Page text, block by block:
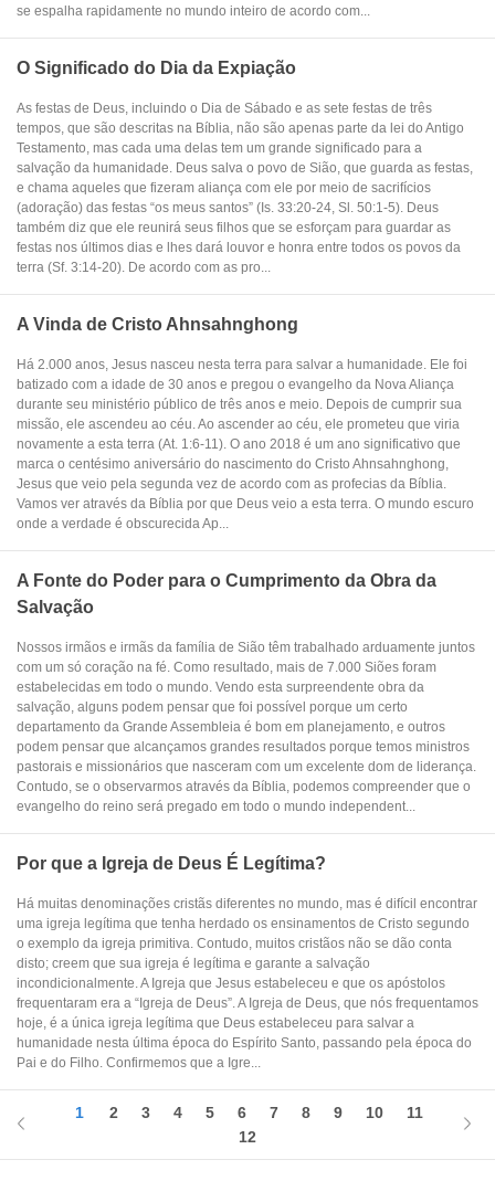
se espalha rapidamente no mundo inteiro de acordo com...
O Significado do Dia da Expiação
As festas de Deus, incluindo o Dia de Sábado e as sete festas de três
tempos, que são descritas na Bíblia, não são apenas parte da lei do Antigo
Testamento, mas cada uma delas tem um grande significado para a
salvação da humanidade. Deus salva o povo de Sião, que guarda as festas,
e chama aqueles que fizeram aliança com ele por meio de sacrifícios
(adoração) das festas “os meus santos” (Is. 33:20-24, Sl. 50:1-5). Deus
também diz que ele reunirá seus filhos que se esforçam para guardar as
festas nos últimos dias e lhes dará louvor e honra entre todos os povos da
terra (Sf. 3:14-20). De acordo com as pro...
A Vinda de Cristo Ahnsahnghong
Há 2.000 anos, Jesus nasceu nesta terra para salvar a humanidade. Ele foi
batizado com a idade de 30 anos e pregou o evangelho da Nova Aliança
durante seu ministério público de três anos e meio. Depois de cumprir sua
missão, ele ascendeu ao céu. Ao ascender ao céu, ele prometeu que viria
novamente a esta terra (At. 1:6-11). O ano 2018 é um ano significativo que
marca o centésimo aniversário do nascimento do Cristo Ahnsahnghong,
Jesus que veio pela segunda vez de acordo com as profecias da Bíblia.
Vamos ver através da Bíblia por que Deus veio a esta terra. O mundo escuro
onde a verdade é obscurecida Ap...
A Fonte do Poder para o Cumprimento da Obra da
Salvação
Nossos irmãos e irmãs da família de Sião têm trabalhado arduamente juntos
com um só coração na fé. Como resultado, mais de 7.000 Siões foram
estabelecidas em todo o mundo. Vendo esta surpreendente obra da
salvação, alguns podem pensar que foi possível porque um certo
departamento da Grande Assembleia é bom em planejamento, e outros
podem pensar que alcançamos grandes resultados porque temos ministros
pastorais e missionários que nasceram com um excelente dom de liderança.
Contudo, se o observarmos através da Bíblia, podemos compreender que o
evangelho do reino será pregado em todo o mundo independent...
Por que a Igreja de Deus É Legítima?
Há muitas denominações cristãs diferentes no mundo, mas é difícil encontrar
uma igreja legítima que tenha herdado os ensinamentos de Cristo segundo
o exemplo da igreja primitiva. Contudo, muitos cristãos não se dão conta
disto; creem que sua igreja é legítima e garante a salvação
incondicionalmente. A Igreja que Jesus estabeleceu e que os apóstolos
frequentaram era a “Igreja de Deus”. A Igreja de Deus, que nós frequentamos
hoje, é a única igreja legítima que Deus estabeleceu para salvar a
humanidade nesta última época do Espírito Santo, passando pela época do
Pai e do Filho. Confirmemos que a Igre...
1 2 3 4 5 6 7 8 9 10
11
12